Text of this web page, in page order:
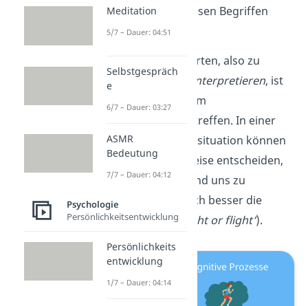
haben, etwas mit diesen Begriffen
anzufangen.
Situationen zu bewerten, also zu
vergleichen
und zu interpretieren, ist
wiederum wichtig, um
zu treffen. In einer
möglichen Gefahrensituation können
wir dann beispielsweise entscheiden,
ob wir in der Lage sind uns zu
verteidigen oder doch besser die
Flucht ergreifen (
‚fight or flight‘).
Meditation
5/7 – Dauer: 04:51
Selbstgespräch
e
6/7 – Dauer: 03:27
ASMR
Bedeutung
7/7 – Dauer: 04:12
Psychologie
Persönlichkeitsentwicklung
Persönlichkeits
entwicklung
1/7 – Dauer: 04:14